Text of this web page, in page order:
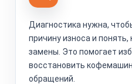
Диагностика нужна,
причину износа и
замены. Это помогает
восстановить
обращений.